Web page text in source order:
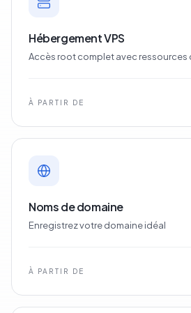
Hébergement VPS
Accès root complet avec ressources
À PARTIR DE
Noms de domaine
Enregistrez votre domaine idéal
À PARTIR DE